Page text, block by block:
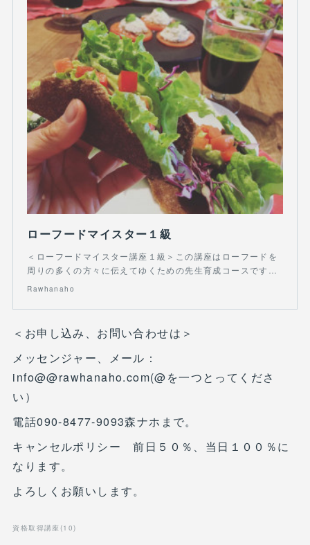
ローフードマイスター１級
＜ローフードマイスター講座１級＞この講座はローフードを
周りの多くの方々に伝えてゆくための先生育成コースです…
Rawhanaho
＜お申し込み、お問い合わせは＞
メッセンジャー、メール：
info@@rawhanaho.com(@を一つとってくださ
い）
電話090-8477-9093森ナホまで。
キャンセルポリシー 前日５０％、当日１００％に
なります。
よろしくお願いします。
資格取得講座 (10)